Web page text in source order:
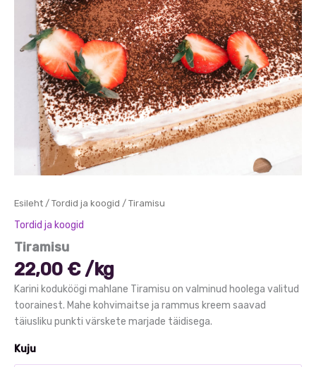
Esileht / Tordid ja koogid / Tiramisu
Tordid ja koogid
Tiramisu
22,00 € /kg
Karini koduköögi mahlane Tiramisu on valminud hoolega valitud
toorainest. Mahe kohvimaitse ja rammus kreem saavad
täiusliku punkti värskete marjade täidisega.
Kuju